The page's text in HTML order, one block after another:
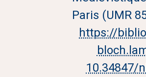
Paris (UMR
https://
10.34847/